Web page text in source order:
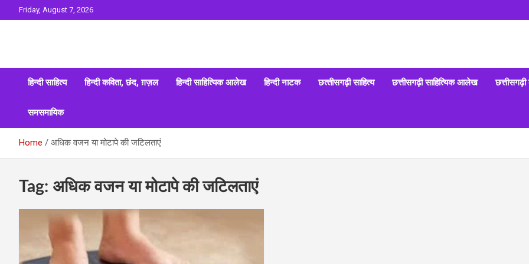
to
Friday, August 7, 2026
हिन्दी साहित्य हिन्दी कविता, छंद, ग़ज़ल हिन्दी साहित्यिक आलेख हिन्‍दी नाटक छत्‍तीसगढ़ी साहित्‍य छत्तीसगढ़ी साहित्यिक आलेख
समसमायिक
Home अधिक वजन या मोटापे की जटिलताएं
Tag: अधिक वजन या मोटापे की जटिलताएं